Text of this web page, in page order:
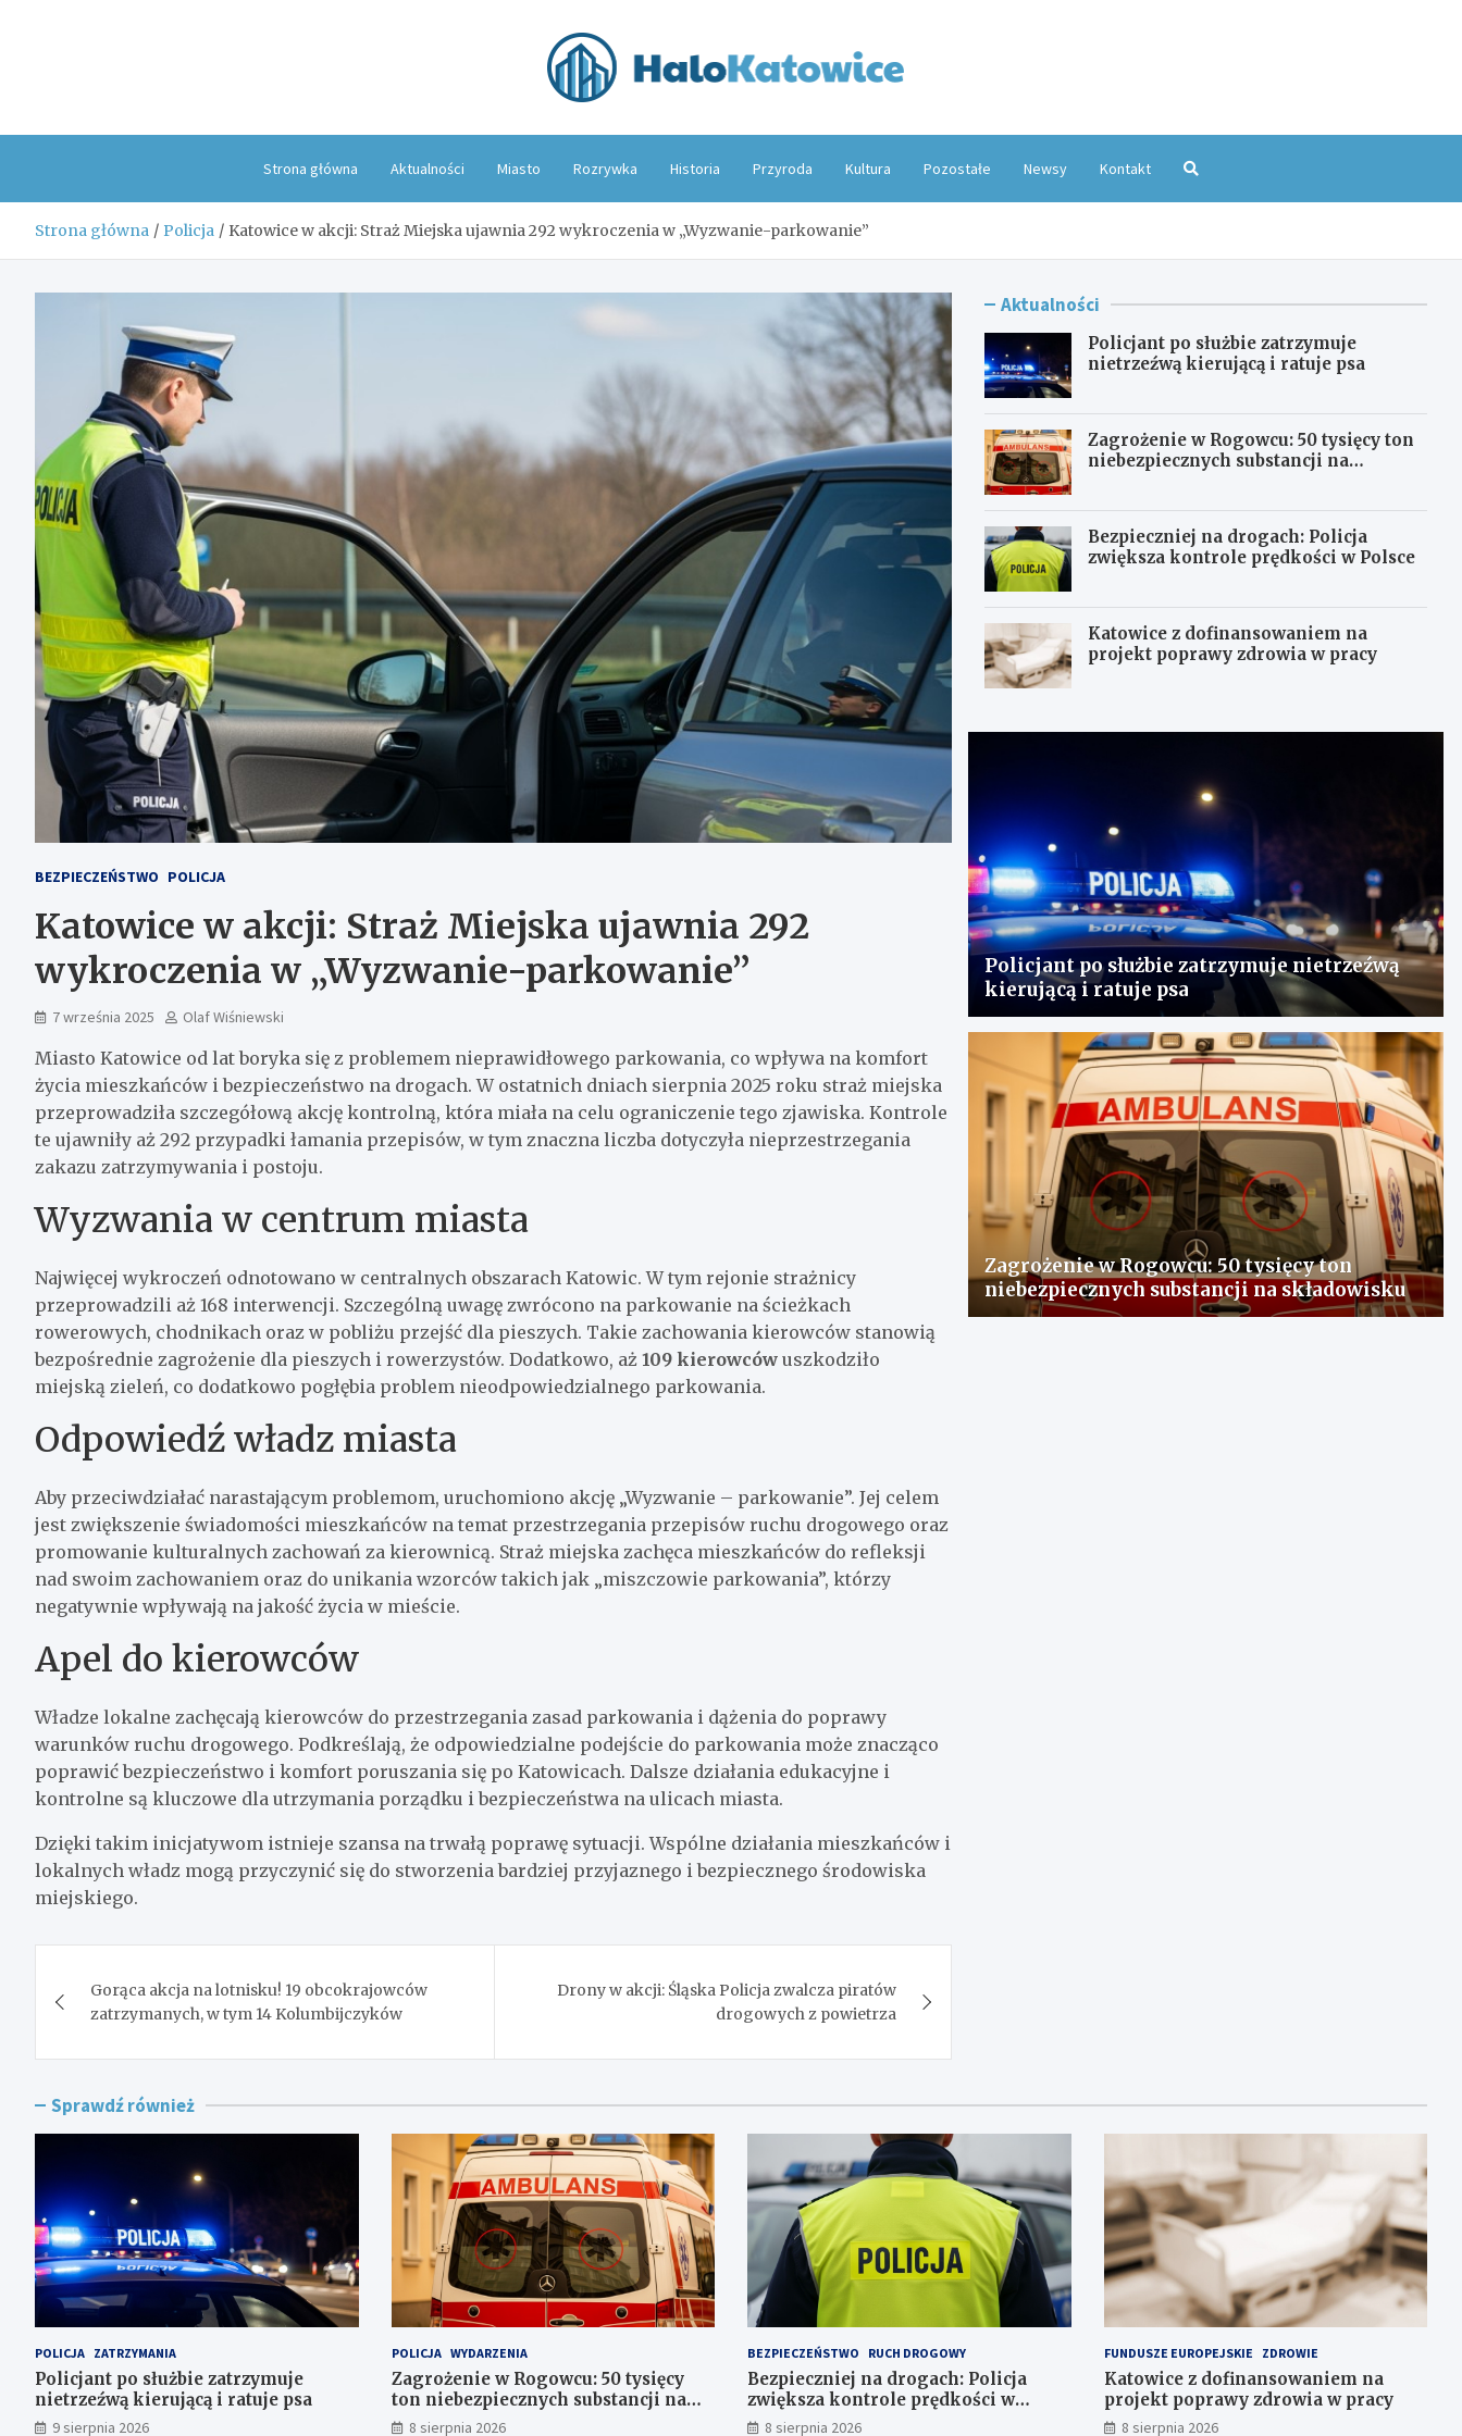
Strona główna Aktualności Miasto Rozrywka Historia Przyroda Kultura Pozostałe Newsy Kontakt
Strona główna Policja Katowice w akcji: Straż Miejska ujawnia 292 wykroczenia w „Wyzwanie-parkowanie”
BEZPIECZEŃSTWO POLICJA
Katowice w akcji: Straż Miejska ujawnia 292
wykroczenia w „Wyzwanie-parkowanie”
7 września 2025 Olaf Wiśniewski
Miasto Katowice od lat boryka się z problemem nieprawidłowego parkowania, co wpływa na komfort
życia mieszkańców i bezpieczeństwo na drogach. W ostatnich dniach sierpnia 2025 roku straż miejska
przeprowadziła szczegółową akcję kontrolną, która miała na celu ograniczenie tego zjawiska. Kontrole
te ujawniły aż 292 przypadki łamania przepisów, w tym znaczna liczba dotyczyła nieprzestrzegania
zakazu zatrzymywania i postoju.
Wyzwania w centrum miasta
Najwięcej wykroczeń odnotowano w centralnych obszarach Katowic. W tym rejonie strażnicy
przeprowadzili aż 168 interwencji. Szczególną uwagę zwrócono na parkowanie na ścieżkach
rowerowych, chodnikach oraz w pobliżu przejść dla pieszych. Takie zachowania kierowców stanowią
bezpośrednie zagrożenie dla pieszych i rowerzystów. Dodatkowo, aż 109 kierowców uszkodziło
miejską zieleń, co dodatkowo pogłębia problem nieodpowiedzialnego parkowania.
Odpowiedź władz miasta
Aby przeciwdziałać narastającym problemom, uruchomiono akcję „Wyzwanie – parkowanie”. Jej celem
jest zwiększenie świadomości mieszkańców na temat przestrzegania przepisów ruchu drogowego oraz
promowanie kulturalnych zachowań za kierownicą. Straż miejska zachęca mieszkańców do refleksji
nad swoim zachowaniem oraz do unikania wzorców takich jak „miszczowie parkowania”, którzy
negatywnie wpływają na jakość życia w mieście.
Apel do kierowców
Władze lokalne zachęcają kierowców do przestrzegania zasad parkowania i dążenia do poprawy
warunków ruchu drogowego. Podkreślają, że odpowiedzialne podejście do parkowania może znacząco
poprawić bezpieczeństwo i komfort poruszania się po Katowicach. Dalsze działania edukacyjne i
kontrolne są kluczowe dla utrzymania porządku i bezpieczeństwa na ulicach miasta.
Dzięki takim inicjatywom istnieje szansa na trwałą poprawę sytuacji. Wspólne działania mieszkańców i
lokalnych władz mogą przyczynić się do stworzenia bardziej przyjaznego i bezpiecznego środowiska
miejskiego.
wpisu
Gorąca akcja na lotnisku! 19 obcokrajowców
zatrzymanych, w tym 14 Kolumbijczyków
Drony w akcji: Śląska Policja zwalcza piratów
drogowych z powietrza
Aktualności
Policjant po służbie zatrzymuje
nietrzeźwą kierującą i ratuje psa
Zagrożenie w Rogowcu: 50 tysięcy ton
niebezpiecznych substancji na
Bezpieczniej na drogach: Policja
zwiększa kontrole prędkości w Polsce
Katowice z dofinansowaniem na
projekt poprawy zdrowia w pracy
Policjant po służbie zatrzymuje nietrzeźwą
kierującą i ratuje psa
Zagrożenie w Rogowcu: 50 tysięcy ton
niebezpiecznych substancji na składowisku
Sprawdź również
POLICJA ZATRZYMANIA
Policjant po służbie zatrzymuje
nietrzeźwą kierującą i ratuje psa
9 sierpnia 2026
POLICJA WYDARZENIA
Zagrożenie w Rogowcu: 50 tysięcy
ton niebezpiecznych substancji na
składowisku
8 sierpnia 2026
BEZPIECZEŃSTWO RUCH DROGOWY
Bezpieczniej na drogach: Policja
zwiększa kontrole prędkości w
Polsce
8 sierpnia 2026
FUNDUSZE EUROPEJSKIE ZDROWIE
Katowice z dofinansowaniem na
projekt poprawy zdrowia w pracy
8 sierpnia 2026